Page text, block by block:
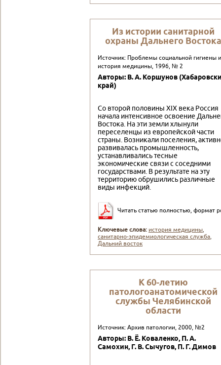
Из истории санитарной
охраны Дальнего Востока
Источник: Проблемы социальной гигиены и
история медицины, 1996, № 2
Авторы: В. А. Коршунов
край)
Со второй половины XIX века Россия
начала интенсивное освоение
Востока. На эти земли хлынули
переселенцы из европейской части
страны. Возникали поселения,
развивалась промышленность,
устанавливались тесные
экономические связи с соседними
государствами. В результате на эту
территорию обрушились различные
виды инфекций.
Читать статью полностью, формат
Ключевые слова: история медицины,
санитарно-эпидемиологическая служба,
Дальний восток
К 60-летию
патологоанатомической
службы Челябинской
области
Источник: Архив патологии, 2000, №2
Авторы: В. Ё. Коваленко, П. А.
Самохин, Г. В. Сычугов, П. Г. Димов